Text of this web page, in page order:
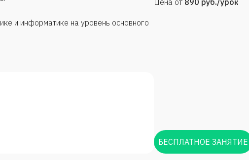
и информатике на уровень основного
Цена от 890 руб./урок
БЕСПЛАТНОЕ ЗАНЯТИЕ